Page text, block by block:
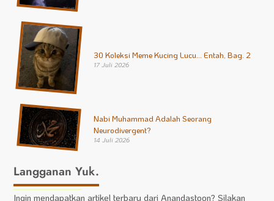
30 Koleksi Meme Kucing Lucu… Entah, Bag. 2
17 Juli 2026
Nabi Muhammad Adalah Seorang
Neurodivergent?
14 Juli 2026
Langganan Yuk.
Ingin mendapatkan artikel terbaru dari Anandastoon? Silakan